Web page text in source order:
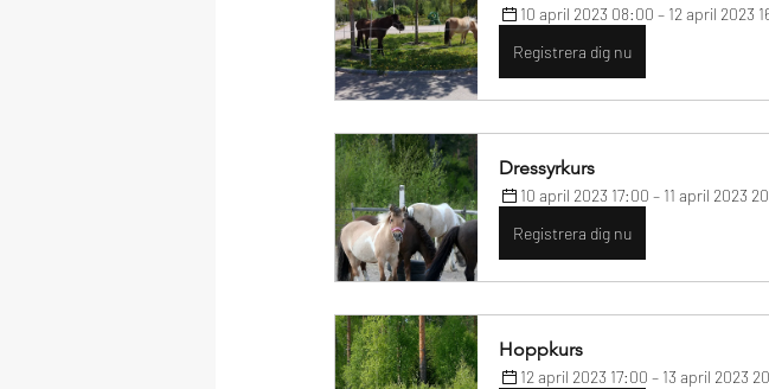
10 april 2023 08:00 – 12 april 2023
Registrera dig nu
Dressyrkurs
10 april 2023 17:00 – 11 april 2023
Registrera dig nu
Hoppkurs
12 april 2023 17:00 – 13 april 2023